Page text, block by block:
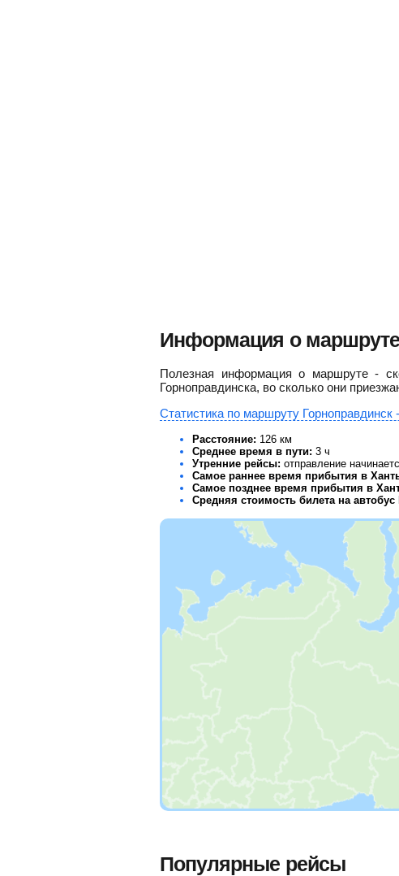
Информация о
Полезная информация о маршруте -
Горноправдинска, во сколько они
Статистика по маршруту
Расстояние: 126 км
Среднее время в пути: 3 ч
Утренние рейсы: отправление
Самое раннее время прибытия в
Самое позднее время прибытия в
Средняя стоимость билета на
Популярные рейсы